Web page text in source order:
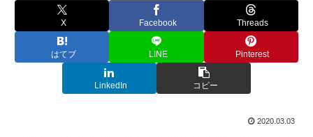
X Facebook Threads
はてブ LINE Pinterest
LinkedIn コピー
2020.03.03